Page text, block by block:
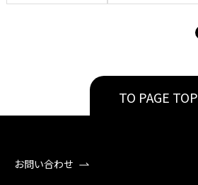
TO PAGE TOP
お問い合わせ